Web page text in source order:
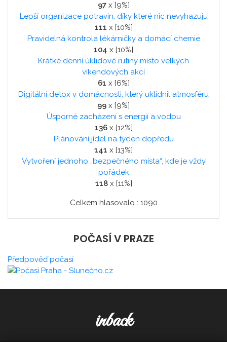
97x [9%]
Lepší organizace potravin, díky které nic nevyhazuju
111 x [10%]
Pravidelná kontrola lékárničky a domácí chemie
104 x [10%]
Krátké denní úklidové rutiny místo velkých
víkendových akcí
61 x [6%]
Digitální detox v domácnosti, který uklidnil atmosféru
99 x [9%]
Úsporné zacházení s energií a vodou
136x [12%]
Plánování jídel na týden dopředu
141 x [13%]
Vytvoření jednoho „bezpečného místa“, kde je vždy
pořádek
118x [11%]
Celkem hlasovalo : 1090
POČASÍ V PRAZE
Předpověď počasí
inback